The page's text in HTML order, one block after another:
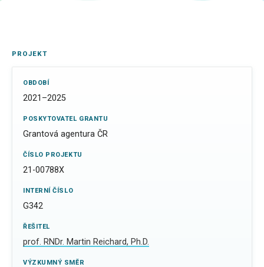
PROJEKT
OBDOBÍ
2021–2025
POSKYTOVATEL GRANTU
Grantová agentura ČR
ČÍSLO PROJEKTU
21-00788X
INTERNÍ ČÍSLO
G342
ŘEŠITEL
prof. RNDr. Martin Reichard, Ph.D.
VÝZKUMNÝ SMĚR